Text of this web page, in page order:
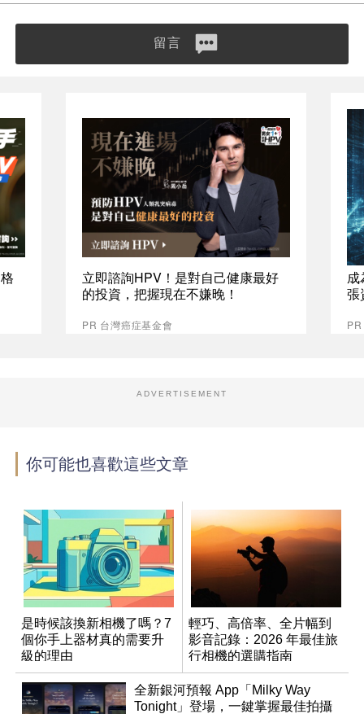
留言
立即諮詢HPV！是對自己健康最好
的投資，把握現在不嫌晚！
PR 台灣癌症基金會
張
ADVERTISEMENT
你可能也喜歡這些文章
是時候該換新相機了嗎？7
個你手上器材真的需要升
級的理由
輕巧、高倍率、全片幅到
影音記錄：2026 年最佳旅
行相機的選購指南
全新銀河預報 App「Milky Way
Tonight」登場，一鍵掌握最佳拍攝